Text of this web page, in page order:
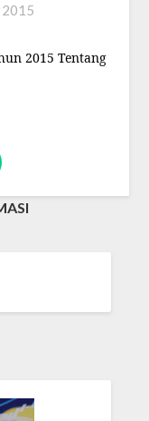
2015
2015 Tentang